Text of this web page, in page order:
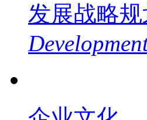
发展战略规